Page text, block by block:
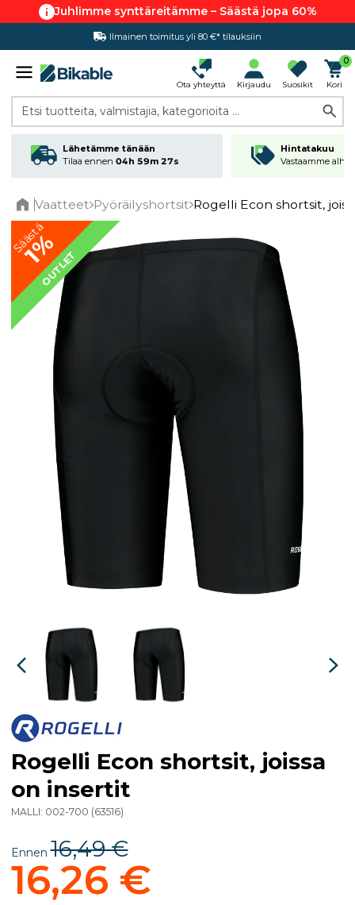
Juhlimme synttäreitämme – Säästä jopa 60%
Ilmainen toimitus yli 80 €* tilauksiin
Hintatakuu
Ota yhteyttä Kirjaudu Suosikit
0
Kori
Etsi tuotteita, valmistajia, kategorioita ...
Lähetämme tänään
Tilaa ennen 04h 59m 27s
Hintatakuu
Vastaamme
Vaatteet Pyöräilyshortsit Rogelli Econ shortsit,
Säästä
1%OUTLET
Rogelli Econ shortsit, joissa
on insertit
MALLI: 002-700 (63516)
Ennen 16,49 €
16,26 €